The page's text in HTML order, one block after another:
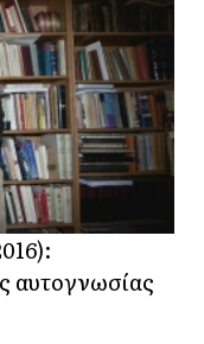
αυτογνωσίας